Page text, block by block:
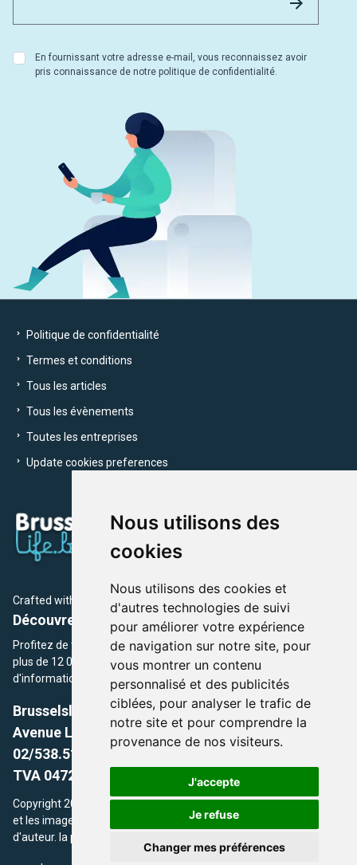
Nous utilisons des
cookies
Nous utilisons des cookies et
d'autres technologies de suivi
pour améliorer votre expérience
de navigation sur notre site, pour
vous montrer un contenu
personnalisé et des publicités
ciblées, pour analyser le trafic de
notre site et pour comprendre la
provenance de nos visiteurs.
J'accepte
Je refuse
Changer mes préférences
En fournissant votre adresse e-mail, vous reconnaissez avoir
pris connaissance de notre politique de confidentialité.
Politique de confidentialité
Termes et conditions
Tous les articles
Tous les évènements
Toutes les entreprises
Update cookies preferences
Crafted with by Brusselslife Team
Découvrez plus de 12 000 adresses et événements
Profitez de toutes les sections de BrusselsLife.be et découvrez
plus de 12 000 adresses et un grand choix d'événements,
d'informations et de conseils et astuces de notre écriture.
Brusselslife.be
Avenue Louise, 500 -1050 Ixelles, Brussels,
02/538.51.49.
TVA 0472.281.221
Copyright 2026 © Brusselslife.be Tous droits réservés. Le contenu
et les images utilisés sur ce site sont protégés par le droit
d'auteur. la propriétaires respectifs.